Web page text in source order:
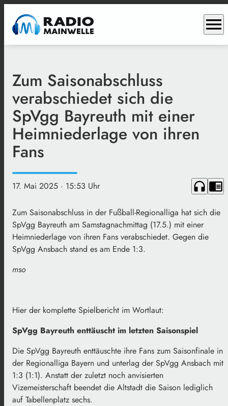
menu
Zum Saisonabschluss
verabschiedet sich die
SpVgg Bayreuth mit einer
Heimniederlage von ihren
Fans
17. Mai 2025 · 15:53 Uhr headphones chrome_reader_mode
Zum Saisonabschluss in der Fußball-Regionalliga hat sich die
SpVgg Bayreuth am Samstagnachmittag (17.5.) mit einer
Heimniederlage von ihren Fans verabschiedet. Gegen die
SpVgg Ansbach stand es am Ende 1:3.
mso
Hier der komplette Spielbericht im Wortlaut:
SpVgg Bayreuth enttäuscht im letzten Saisonspiel
Die SpVgg Bayreuth enttäuschte ihre Fans zum Saisonfinale in
der Regionalliga Bayern und unterlag der SpVgg Ansbach mit
1:3 (1:1). Anstatt der zuletzt noch anvisierten
Vizemeisterschaft beendet die Altstadt die Saison lediglich
auf Tabellenplatz sechs.